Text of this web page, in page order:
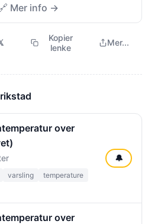
Mer info →
Kopier
lenke
Mer...
over
varsling
temperature
🔔
over